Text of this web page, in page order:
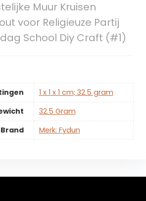
Muur Kruisen
voor Religieuze Partij
School Diy Craft (#1)
‎1 x 1 x 1 cm; 32.5 gram
‎32.5 Gram
Brand
Merk: Fydun